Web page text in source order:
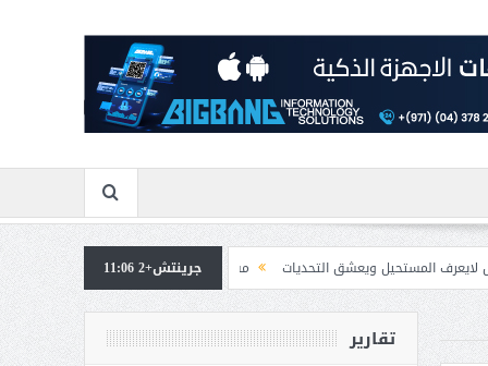
التحديات مسابقة المشيقح تعلن فرسان النسخة الخامسة
بمشاركة
جرينتش+2 11:06
تقارير